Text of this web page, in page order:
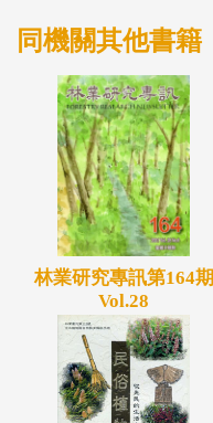
同機關其他書籍
林業研究專訊第164期
Vol.28